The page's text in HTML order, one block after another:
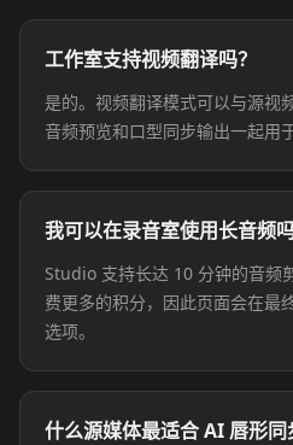
工作室支持视频翻译吗？
是的。视频翻译模式可以与源视
音频预览和口型同步输出一起用
我可以在录音室使用长音频吗
Studio 支持长达 10 分钟的音频
费更多的积分，因此页面会在最
选项。
什么源媒体最适合 AI 唇形同